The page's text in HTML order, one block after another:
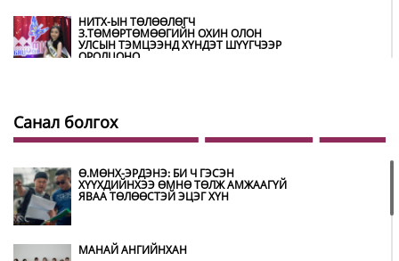
НИТХ-ЫН ТӨЛӨӨЛӨГЧ
З.ТӨМӨРТӨМӨӨГИЙН ОХИН ОЛОН
УЛСЫН ТЭМЦЭЭНД ХҮНДЭТ ШҮҮГЧЭЭР
ОРОЛЦОНО
ШАЛГАРЧЭЭ
МУГЖ Э.ЛХАГВА-ОЧИР НАЛАЙХ
ДҮҮРГИЙН 43 ДАХЬ ХҮНДЭТ ИРГЭН
БОЛЖЭЭ
МУГЖ ЦОЛООР ШАГНУУЛСАН
Санал болгох
Ө.МӨНХ-ЭРДЭНЭ: БИ Ч ГЭСЭН
ХҮҮХДИЙНХЭЭ ӨМНӨ ТӨЛЖ АМЖААГҮЙ
ЯВАА ТӨЛӨӨСТЭЙ ЭЦЭГ ХҮН
МАНАЙ АНГИЙНХАН